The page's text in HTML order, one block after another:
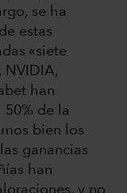
se ha
estas
«siete
NVIDIA,
han
de la
bien los
ganancias
han
y no